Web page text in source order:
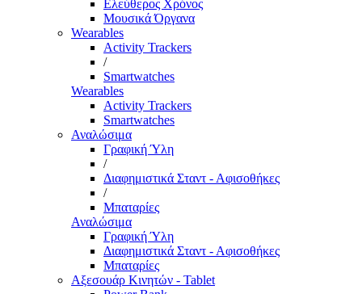
Ελεύθερος Χρόνος
Μουσικά Όργανα
Wearables
Activity Trackers
/
Smartwatches
Wearables
Activity Trackers
Smartwatches
Αναλώσιμα
Γραφική Ύλη
/
Διαφημιστικά Σταντ - Αφισοθήκες
/
Μπαταρίες
Αναλώσιμα
Γραφική Ύλη
Διαφημιστικά Σταντ - Αφισοθήκες
Μπαταρίες
Αξεσουάρ Κινητών - Tablet